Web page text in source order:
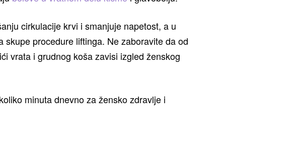
cirkulacije krvi i smanjuje napetost, a u
procedure liftinga. Ne zaboravite da od
vrata i grudnog koša zavisi izgled ženskog
minuta dnevno za žensko zdravlje i